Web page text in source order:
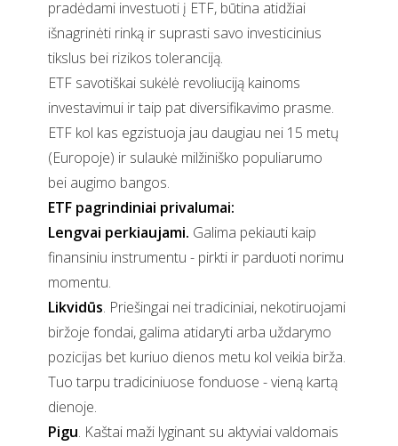
pradėdami investuoti į ETF, būtina atidžiai
išnagrinėti rinką ir suprasti savo investicinius
tikslus bei rizikos toleranciją.
ETF savotiškai sukėlė revoliuciją kainoms
investavimui ir taip pat diversifikavimo prasme.
ETF kol kas egzistuoja jau daugiau nei 15 metų
(Europoje) ir sulaukė milžiniško populiarumo
bei augimo bangos.
ETF pagrindiniai privalumai:
Lengvai perkiaujami. Galima pekiauti kaip
finansiniu instrumentu - pirkti ir parduoti norimu
momentu.
Likvidūs. Priešingai nei tradiciniai, nekotiruojami
biržoje fondai, galima atidaryti arba uždarymo
pozicijas bet kuriuo dienos metu kol veikia birža.
Tuo tarpu tradiciniuose fonduose - vieną kartą
dienoje.
Pigu. Kaštai maži lyginant su aktyviai valdomais